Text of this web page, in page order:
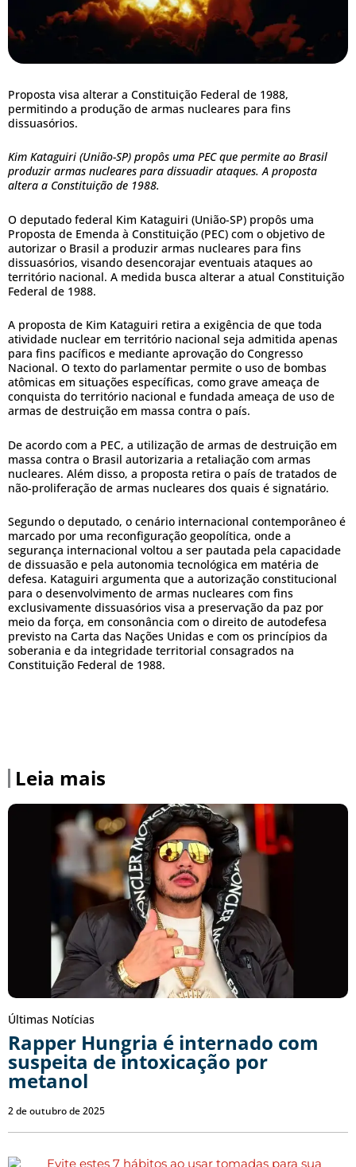
Proposta visa alterar a Constituição Federal de 1988,
permitindo a produção de armas nucleares para fins
dissuasórios.
Kim Kataguiri (União-SP) propôs uma PEC que permite ao Brasil
produzir armas nucleares para dissuadir ataques. A proposta
altera a Constituição de 1988.
O deputado federal Kim Kataguiri (União-SP) propôs uma
Proposta de Emenda à Constituição (PEC) com o objetivo de
autorizar o Brasil a produzir armas nucleares para fins
dissuasórios, visando desencorajar eventuais ataques ao
território nacional. A medida busca alterar a atual Constituição
Federal de 1988.
A proposta de Kim Kataguiri retira a exigência de que toda
atividade nuclear em território nacional seja admitida apenas
para fins pacíficos e mediante aprovação do Congresso
Nacional. O texto do parlamentar permite o uso de bombas
atômicas em situações específicas, como grave ameaça de
conquista do território nacional e fundada ameaça de uso de
armas de destruição em massa contra o país.
De acordo com a PEC, a utilização de armas de destruição em
massa contra o Brasil autorizaria a retaliação com armas
nucleares. Além disso, a proposta retira o país de tratados de
não-proliferação de armas nucleares dos quais é signatário.
Segundo o deputado, o cenário internacional contemporâneo é
marcado por uma reconfiguração geopolítica, onde a
segurança internacional voltou a ser pautada pela capacidade
de dissuasão e pela autonomia tecnológica em matéria de
defesa. Kataguiri argumenta que a autorização constitucional
para o desenvolvimento de armas nucleares com fins
exclusivamente dissuasórios visa a preservação da paz por
meio da força, em consonância com o direito de autodefesa
previsto na Carta das Nações Unidas e com os princípios da
soberania e da integridade territorial consagrados na
Constituição Federal de 1988.
Leia mais
Últimas Notícias
Rapper Hungria é internado com
suspeita de intoxicação por
metanol
2 de outubro de 2025